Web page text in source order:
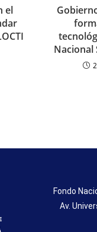
el
Nacional
Fondo
Av.